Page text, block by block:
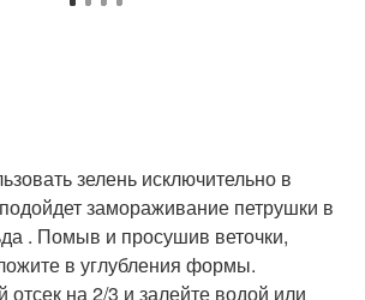
зелень исключительно в
замораживание петрушки в
. Помыв и просушив веточки,
в углубления формы.
на 2/3 и залейте водой или